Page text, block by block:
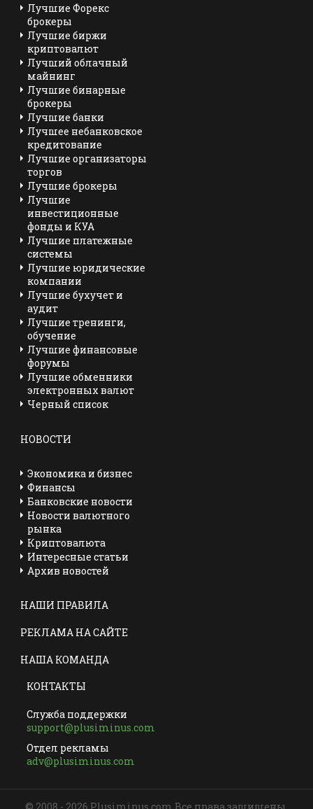
Лучшие Форекс
брокеры
Лучшие биржи
криптовалют
Лучший облачный
майнинг
Лучшие бинарные
брокеры
Лучшие банки
Лучшее небанковское
кредитование
Лучшие организаторы
торгов
Лучшие брокеры
Лучшие
инвестиционные
фонды и КУА
Лучшие платежные
системы
Лучшие юридические
компании
Лучшие бухучет и
аудит
Лучшие тренинги,
обучение
Лучшие финансовые
форумы
Лучшие обменники
электронных валют
Черный список
НОВОСТИ
Экономика и бизнес
Финансы
Банковские новости
Новости валютного
рынка
Криптовалюта
Интересные статьи
Архив новостей
НАШИ ПРАВИЛА
РЕКЛАМА НА САЙТЕ
НАША КОМАНДА
КОНТАКТЫ
Служба поддержки
support@plusiminus.com
Отдел рекламы
adv@plusiminus.com
© 2008 - 2026 Plusiminus.com Все права защищены.